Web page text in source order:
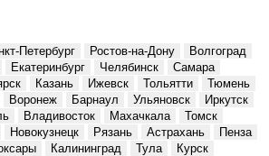
Петербург Ростов-на-Дону
Волгоград
Екатеринбург Челябинск
Самара
Казань Ижевск Тольятти
Тюмень
Воронеж Барнаул Ульяновск
Иркутск
Владивосток Махачкала
Томск
Новокузнецк Рязань Астрахань
Пенза
Калининград Тула
Курск